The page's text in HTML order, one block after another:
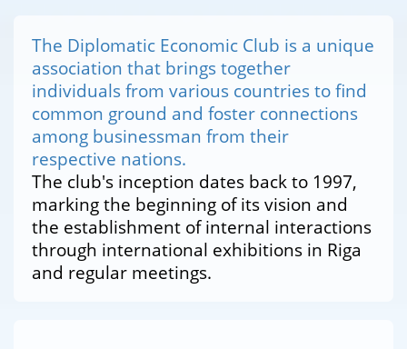
The Diplomatic Economic Club is a unique
association that brings together
individuals from various countries to find
common ground and foster connections
among businessman from their
respective nations.
The club's inception dates back to 1997,
marking the beginning of its vision and
the establishment of internal interactions
through international exhibitions in Riga
and regular meetings.